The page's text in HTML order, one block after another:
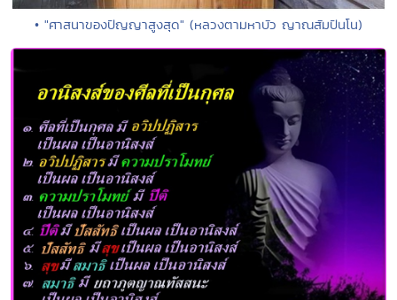
• "ศาสนาของปัญญาสูงสุด" (หลวงตามหาบัว ญาณสัมปันโน)